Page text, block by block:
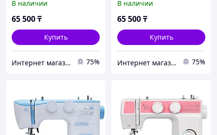
В наличии
65 500₸
Купить
Интернет магазин "Техника" 75%
В наличии
65 500₸
Купить
Интернет магазин "Техника" 75%